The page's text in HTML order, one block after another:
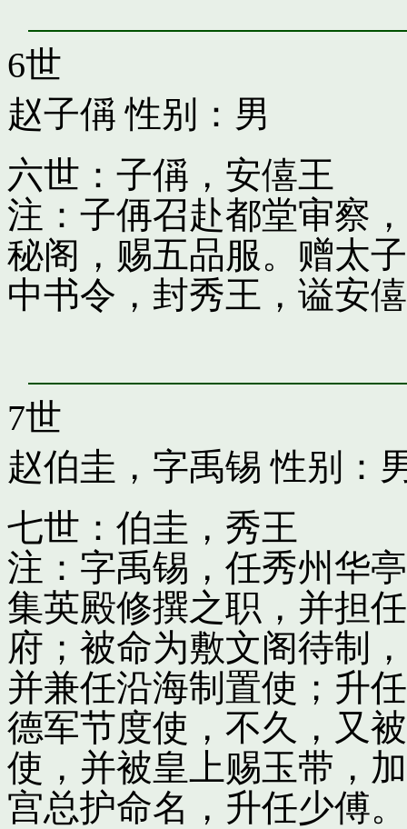
6世
赵子偁 性别：男
六世：子偁，安僖王
注：子侢召赴都堂审察
秘阁，赐五品服。赠太
中书令，封秀王，谥安
7世
赵伯圭，字禹锡 性别：
七世：伯圭，秀王
注：字禹锡，任秀州华
集英殿修撰之职，并担
府；被命为敷文阁待制
并兼任沿海制置使；升
德军节度使，不久，又
使，并被皇上赐玉带，
宫总护命名，升任少傅